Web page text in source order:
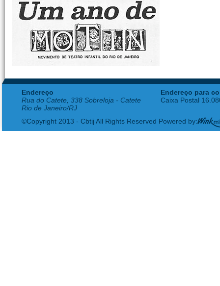
Endereço
Rua do Catete, 338 Sobreloja - Catete
Rio de Janeiro/RJ
Endereço para
Caixa Postal
©Copyright 2013 - Cbtij All Rights Reserved Powered by: